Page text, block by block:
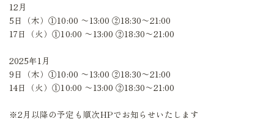
12月
5日（木）①10:00 〜13:00 ②18:30〜21:00
17日（火）①10:00 〜13:00 ②18:30〜21:00
2025年1月
9日（木）①10:00 〜13:00 ②18:30〜21:00
14日（火）①10:00 〜13:00 ②18:30〜21:00
※2月以降の予定も順次HPでお知らせいたします